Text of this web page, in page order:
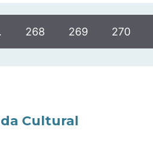
268 269 270
Cultural